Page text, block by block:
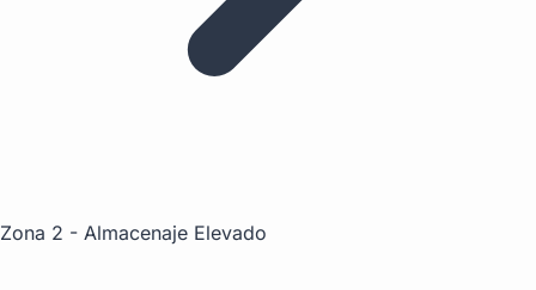
Zona 2 - Almacenaje Elevado